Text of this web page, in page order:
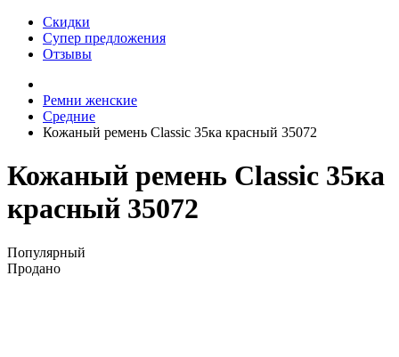
Скидки
Супер предложения
Отзывы
Ремни женские
Средние
Кожаный ремень Classic 35ка красный 35072
Кожаный ремень Classic 35ка
красный 35072
Популярный
Продано